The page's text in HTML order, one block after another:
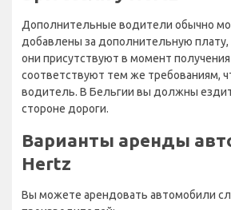
Дополнительные водители обычно
добавлены за дополнительную плату,
они присутствуют в момент
соответствуют тем же требованиям,
водитель. В Бельгии вы должны
стороне дороги.
Варианты аренды
Hertz
Вы можете арендовать автомобили